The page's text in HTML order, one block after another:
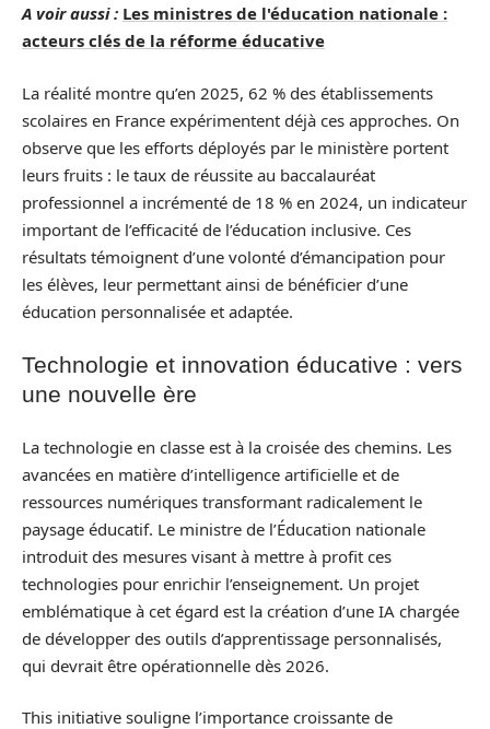
A voir aussi : Les ministres de l'éducation nationale :
acteurs clés de la réforme éducative
La réalité montre qu’en 2025, 62 % des établissements
scolaires en France expérimentent déjà ces approches. On
observe que les efforts déployés par le ministère portent
leurs fruits : le taux de réussite au baccalauréat
professionnel a incrémenté de 18 % en 2024, un indicateur
important de l’efficacité de l’éducation inclusive. Ces
résultats témoignent d’une volonté d’émancipation pour
les élèves, leur permettant ainsi de bénéficier d’une
éducation personnalisée et adaptée.
Technologie et innovation éducative : vers
une nouvelle ère
La technologie en classe est à la croisée des chemins. Les
avancées en matière d’intelligence artificielle et de
ressources numériques transformant radicalement le
paysage éducatif. Le ministre de l’Éducation nationale
introduit des mesures visant à mettre à profit ces
technologies pour enrichir l’enseignement. Un projet
emblématique à cet égard est la création d’une IA chargée
de développer des outils d’apprentissage personnalisés,
qui devrait être opérationnelle dès 2026.
This initiative souligne l’importance croissante de